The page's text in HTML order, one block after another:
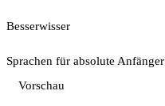
Besserwisser
Sprachen für absolute Anfänger
Vorschau